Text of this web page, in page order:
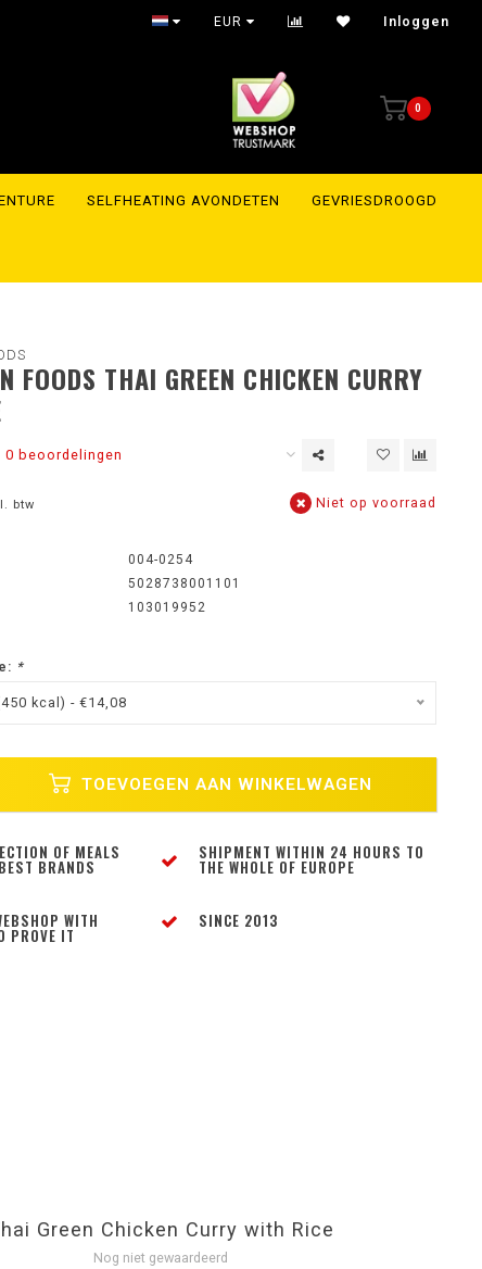
EUR Inloggen
0
SELFHEATING AVONDETEN GEVRIESDROOGD
FOODS THAI GREEN CHICKEN CURRY
0 beoordelingen
btw Niet op voorraad
004-0254
5028738001101
103019952
*
kcal) - €14,08
TOEVOEGEN AAN WINKELWAGEN
OF MEALS
BRANDS
SHIPMENT WITHIN 24 HOURS TO
THE WHOLE OF EUROPE
WITH
PROVE IT
SINCE 2013
Green Chicken Curry with Rice
Nog niet gewaardeerd